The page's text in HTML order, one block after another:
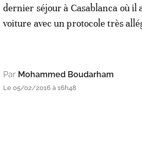
dernier séjour à Casablanca où il
voiture avec un protocole très
Par Mohammed Boudarham
Le 05/02/2016 à 16h48